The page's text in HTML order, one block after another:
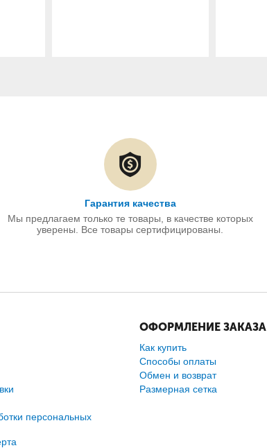
Гарантия качества
Мы предлагаем только те товары, в качестве которых
уверены. Все товары сертифицированы.
персональных
ОФОРМЛЕНИЕ ЗАКАЗА
Как купить
Способы оплаты
Обмен и возврат
Размерная сетка